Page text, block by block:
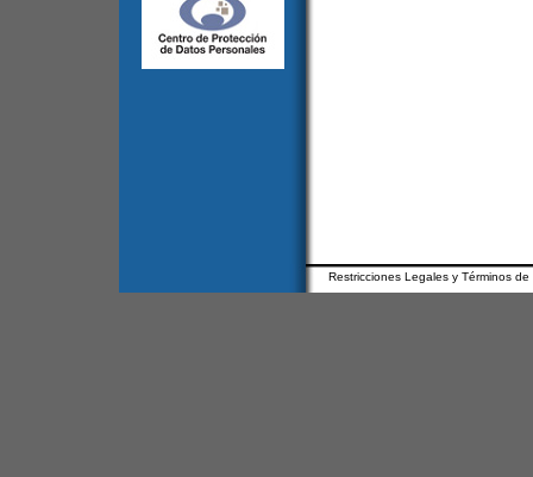
Restricciones Legales y Términos de